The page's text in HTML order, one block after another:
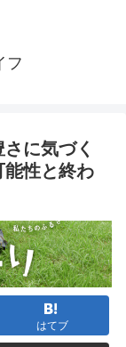
フ
に気づく
能性と終わ
はてブ